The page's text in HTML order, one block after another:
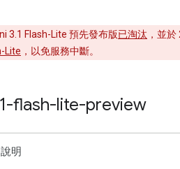
3.1 Flash-Lite 預先發布版已淘汰 ，並
Lite ，以免服務中斷。
1-flash-lite-preview
說明